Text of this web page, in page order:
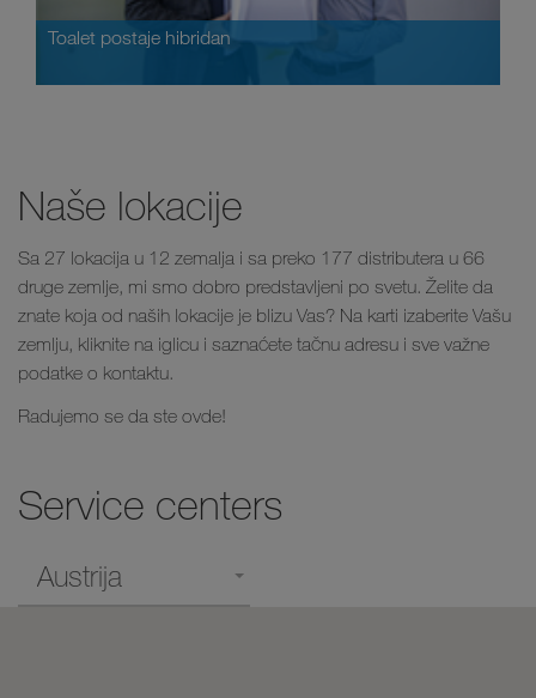
Toalet postaje hibridan
Naše lokacije
Sa 27 lokacija u 12 zemalja i sa preko 177 distributera u 66
druge zemlje, mi smo dobro predstavljeni po svetu. Želite da
znate koja od naših lokacije je blizu Vas? Na karti izaberite Vašu
zemlju, kliknite na iglicu i saznaćete tačnu adresu i sve važne
podatke o kontaktu.
Radujemo se da ste ovde!
Service centers